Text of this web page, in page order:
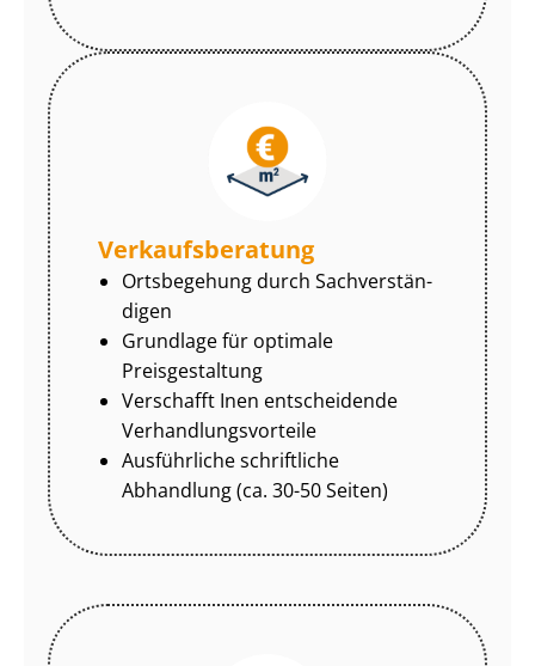
Ver­kaufs­be­ra­tung
Ortsbegehung durch Sach­ver­stän­
di­gen
Grundlage für optimale
Preisgestaltung
Verschafft Inen entscheidende
Ver­hand­lungs­vor­tei­le
Ausführliche schriftliche
Abhandlung (ca. 30-50 Seiten)